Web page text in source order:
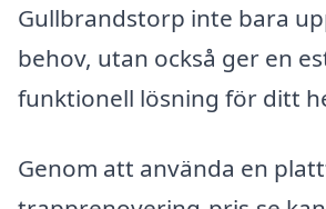
Gullbrandstorp inte bara
behov, utan också ger en
funktionell lösning för ditt
Genom att använda en